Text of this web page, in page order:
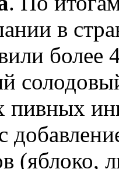
в
более
(яблоко,